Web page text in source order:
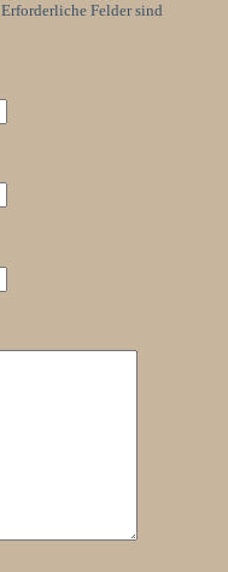
Erforderliche Felder sind